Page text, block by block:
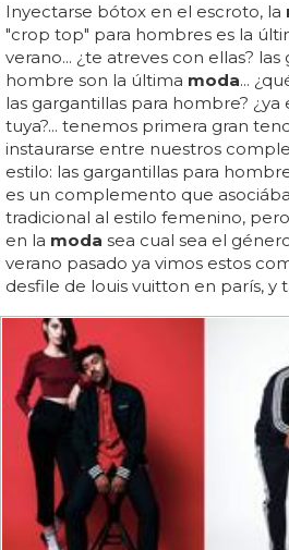
Inyectarse bótox en el escroto, la
"crop top" para hombres es la
verano... ¿te atreves con ellas? las
hombre son la última moda...
las gargantillas para hombre? ¿ya
tuya?... tenemos primera gran
instaurarse entre nuestros
estilo: las gargantillas para
es un complemento que
tradicional al estilo femenino,
en la moda sea cual sea el
verano pasado ya vimos estos
desfile de louis vuitton en parís, y